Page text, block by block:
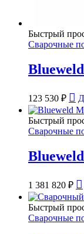
Быстрый
Сварочные
123 530 ₽
Быстрый
Сварочные
1 381 820 ₽
Быстрый
Сварочные